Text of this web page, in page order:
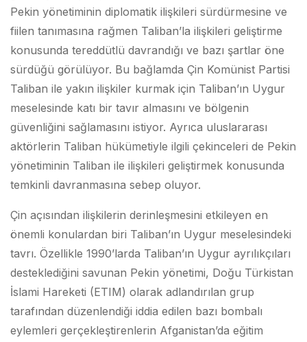
Pekin yönetiminin diplomatik ilişkileri sürdürmesine ve
fiilen tanımasına rağmen Taliban’la ilişkileri geliştirme
konusunda tereddütlü davrandığı ve bazı şartlar öne
sürdüğü görülüyor. Bu bağlamda Çin Komünist Partisi
Taliban ile yakın ilişkiler kurmak için Taliban’ın Uygur
meselesinde katı bir tavır almasını ve bölgenin
güvenliğini sağlamasını istiyor. Ayrıca uluslararası
aktörlerin Taliban hükümetiyle ilgili çekinceleri de Pekin
yönetiminin Taliban ile ilişkileri geliştirmek konusunda
temkinli davranmasına sebep oluyor.
Çin açısından ilişkilerin derinleşmesini etkileyen en
önemli konulardan biri Taliban’ın Uygur meselesindeki
tavrı. Özellikle 1990’larda Taliban’ın Uygur ayrılıkçıları
desteklediğini savunan Pekin yönetimi, Doğu Türkistan
İslami Hareketi (ETIM) olarak adlandırılan grup
tarafından düzenlendiği iddia edilen bazı bombalı
eylemleri gerçekleştirenlerin Afganistan’da eğitim